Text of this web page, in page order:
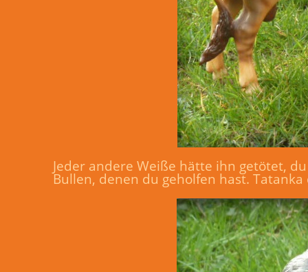
Jeder andere Weiße hätte ihn getötet,
Bullen, denen du geholfen hast.